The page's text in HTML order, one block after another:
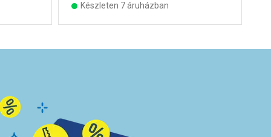
Készleten 7 áruházban